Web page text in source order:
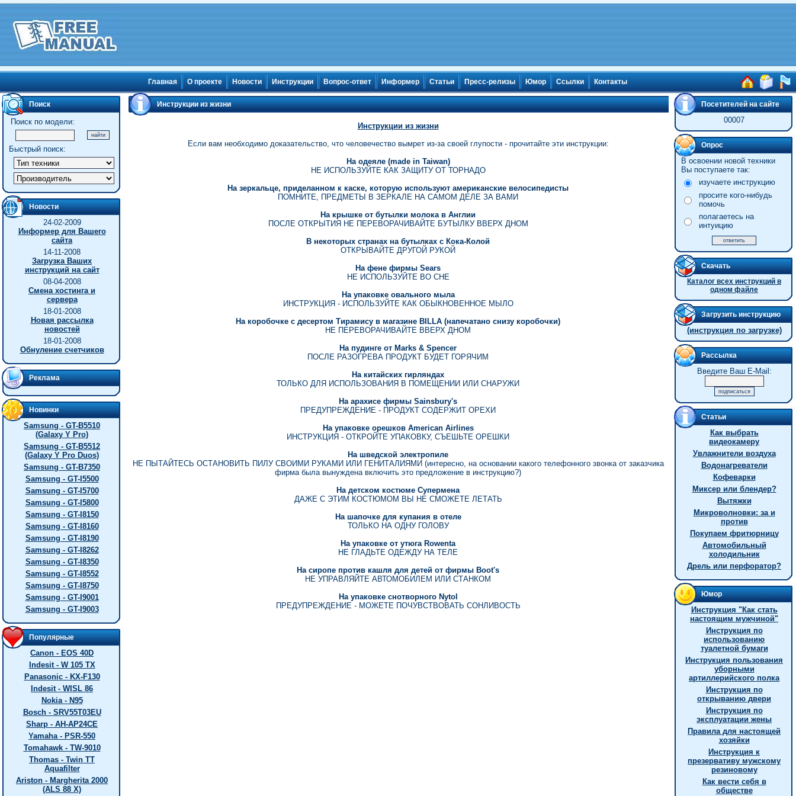
Главная О проекте Новости Инструкции Вопрос-ответ Информер Статьи Пресс-релизы Юмор Ссылки Контакты
Поиск
Поиск по модели:
Быстрый поиск:
Новости
24-02-2009
Информер для Вашего
сайта
14-11-2008
Загрузка Ваших
инструкций на сайт
08-04-2008
Смена хостинга и
сервера
18-01-2008
Новая рассылка
новостей
18-01-2008
Обнуление счетчиков
Реклама
Новинки
Samsung - GT-B5510
(Galaxy Y Pro)
Samsung - GT-B5512
(Galaxy Y Pro Duos)
Samsung - GT-B7350
Samsung - GT-I5500
Samsung - GT-I5700
Samsung - GT-I5800
Samsung - GT-I8150
Samsung - GT-I8160
Samsung - GT-I8190
Samsung - GT-I8262
Samsung - GT-I8350
Samsung - GT-I8552
Samsung - GT-I8750
Samsung - GT-I9001
Samsung - GT-I9003
Популярные
Canon - EOS 40D
Indesit - W 105 TX
Panasonic - KX-F130
Indesit - WISL 86
Nokia - N95
Bosch - SRV55T03EU
Sharp - AH-AP24CE
Yamaha - PSR-550
Tomahawk - TW-9010
Thomas - Twin TT
Aquafilter
Ariston - Margherita 2000
(ALS 88 X)
Инструкции из жизни
Инструкции из жизни
Если вам необходимо доказательство, что человечество вымрет из-за своей глупости - прочитайте эти инструкции:
На одеяле (made in Taiwan)
НЕ ИСПОЛЬЗУЙТЕ КАК ЗАЩИТУ ОТ ТОРНАДО
На зеркальце, приделанном к каске, которую используют американские велосипедисты
ПОМНИТЕ, ПРЕДМЕТЫ В ЗЕРКАЛЕ НА САМОМ ДЕЛЕ ЗА ВАМИ
На крышке от бутылки молока в Англии
ПОСЛЕ ОТКРЫТИЯ НЕ ПЕРЕВОРАЧИВАЙТЕ БУТЫЛКУ ВВЕРХ ДНОМ
В некоторых странах на бутылках с Кока-Колой
ОТКРЫВАЙТЕ ДРУГОЙ РУКОЙ
На фене фирмы Sears
НЕ ИСПОЛЬЗУЙТЕ ВО СНЕ
На упаковке овального мыла
ИНСТРУКЦИЯ - ИСПОЛЬЗУЙТЕ КАК ОБЫКНОВЕННОЕ МЫЛО
На коробочке с десертом Тирамису в магазине BILLA (напечатано снизу коробочки)
НЕ ПЕРЕВОРАЧИВАЙТЕ ВВЕРХ ДНОМ
На пудинге от Marks & Spencer
ПОСЛЕ РАЗОГРЕВА ПРОДУКТ БУДЕТ ГОРЯЧИМ
На китайских гирляндах
ТОЛЬКО ДЛЯ ИСПОЛЬЗОВАНИЯ В ПОМЕЩЕНИИ ИЛИ СНАРУЖИ
На арахисе фирмы Sainsbury's
ПРЕДУПРЕЖДЕНИЕ - ПРОДУКТ СОДЕРЖИТ ОРЕХИ
На упаковке орешков American Airlines
ИНСТРУКЦИЯ - ОТКРОЙТЕ УПАКОВКУ, СЪЕШЬТЕ ОРЕШКИ
На шведской электропиле
НЕ ПЫТАЙТЕСЬ ОСТАНОВИТЬ ПИЛУ СВОИМИ РУКАМИ ИЛИ ГЕНИТАЛИЯМИ (интересно, на основании какого телефонного звонка от заказчика
фирма была вынуждена включить это предложение в инструкцию?)
На детском костюме Супермена
ДАЖЕ С ЭТИМ КОСТЮМОМ ВЫ НЕ СМОЖЕТЕ ЛЕТАТЬ
На шапочке для купания в отеле
ТОЛЬКО НА ОДНУ ГОЛОВУ
На упаковке от утюга Rowenta
НЕ ГЛАДЬТЕ ОДЕЖДУ НА ТЕЛЕ
На сиропе против кашля для детей от фирмы Boot's
НЕ УПРАВЛЯЙТЕ АВТОМОБИЛЕМ ИЛИ СТАНКОМ
На упаковке снотворного Nytol
ПРЕДУПРЕЖДЕНИЕ - МОЖЕТЕ ПОЧУВСТВОВАТЬ СОНЛИВОСТЬ
Посетителей на сайте
00007
Опрос
В освоении новой техники
Вы поступаете так:
изучаете инструкцию
просите кого-нибудь
помочь
полагаетесь на
интуицию
Скачать
Каталог всех инструкций в
одном файле
Загрузить инструкцию
(инструкция по загрузке)
Рассылка
Введите Ваш E-Mail:
Статьи
Как выбрать
видеокамеру
Увлажнители воздуха
Водонагреватели
Кофеварки
Миксер или блендер?
Вытяжки
Микроволновки: за и
против
Покупаем фритюрницу
Автомобильный
холодильник
Дрель или перфоратор?
Юмор
Инстpукция "Как стать
настоящим мужчиной"
Инструкция по
использованию
туалетной бумаги
Инструкция пользования
уборными
артиллерийского полка
Инструкция по
открыванию двери
Инструкция по
эксплуатации жены
Правила для настоящей
хозяйки
Инструкция к
презервативу мужскому
резиновому
Как вести себя в
обществе